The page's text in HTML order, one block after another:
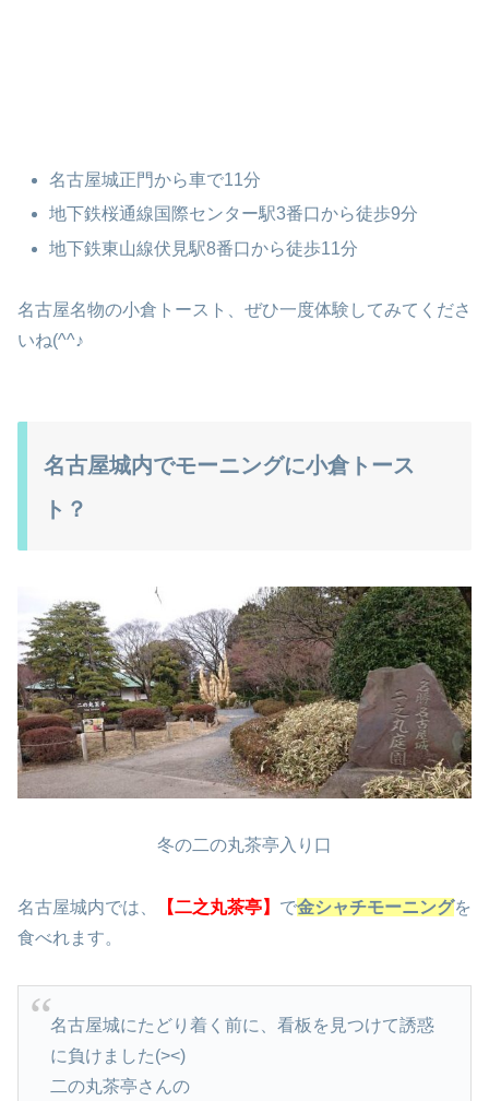
名古屋城正門から車で11分
地下鉄桜通線国際センター駅3番口から徒歩9分
地下鉄東山線伏見駅8番口から徒歩11分
名古屋名物の小倉トースト、ぜひ一度体験してみてくださ
いね(^^♪
名古屋城内でモーニングに小倉トース
ト？
冬の二の丸茶亭入り口
名古屋城内では、 【二之丸茶亭】 で金シャチモーニングを
食べれます。
名古屋城にたどり着く前に、看板を見つけて誘惑
に負けました(><)
二の丸茶亭さんの